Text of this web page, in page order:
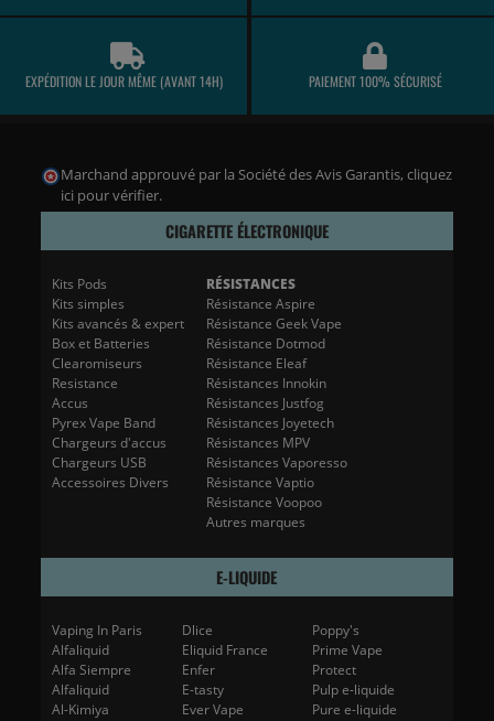
EXPÉDITION LE JOUR MÊME (AVANT 14H) PAIEMENT 100% SÉCURISÉ
Marchand approuvé par la Société des Avis Garantis, cliquez
ici pour vérifier.
CIGARETTE ÉLECTRONIQUE
Kits Pods
Kits simples
Kits avancés & expert
Box et Batteries
Clearomiseurs
Resistance
Accus
Pyrex Vape Band
Chargeurs d'accus
Chargeurs USB
Accessoires Divers
RÉSISTANCES
Résistance Aspire
Résistance Geek Vape
Résistance Dotmod
Résistance Eleaf
Résistances Innokin
Résistances Justfog
Résistances Joyetech
Résistances MPV
Résistances Vaporesso
Résistance Vaptio
Résistance Voopoo
Autres marques
E-LIQUIDE
Vaping In Paris
Alfaliquid
Alfa Siempre
Alfaliquid
Al-Kimiya
Dlice
Eliquid France
Enfer
E-tasty
Ever Vape
Poppy's
Prime Vape
Protect
Pulp e-liquide
Pure e-liquide